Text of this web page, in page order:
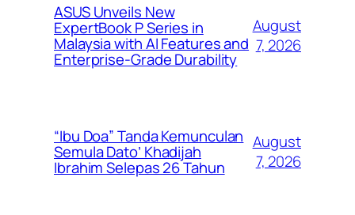
ASUS Unveils New
ExpertBook P Series in
Malaysia with AI Features and
Enterprise-Grade Durability
August
7, 2026
“Ibu Doa” Tanda Kemunculan
Semula Dato’ Khadijah
Ibrahim Selepas 26 Tahun
August
7, 2026